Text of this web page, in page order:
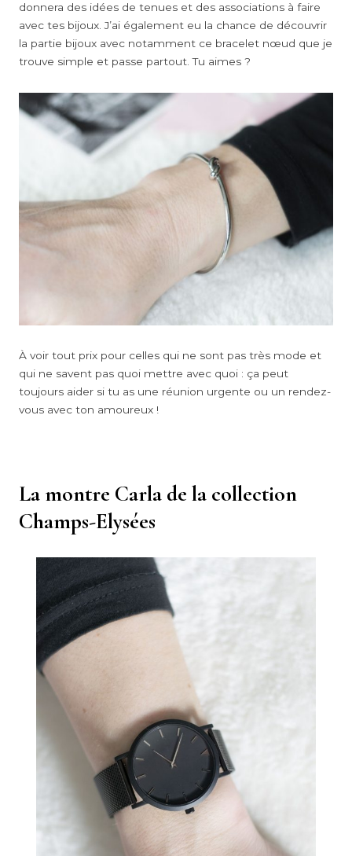
donnera des idées de tenues et des associations à faire
avec tes bijoux. J’ai également eu la chance de découvrir
la partie bijoux avec notamment ce bracelet nœud que je
trouve simple et passe partout. Tu aimes ?
À voir tout prix pour celles qui ne sont pas très mode et
qui ne savent pas quoi mettre avec quoi : ça peut
toujours aider si tu as une réunion urgente ou un rendez-
vous avec ton amoureux !
La montre Carla de la collection
Champs-Elysées